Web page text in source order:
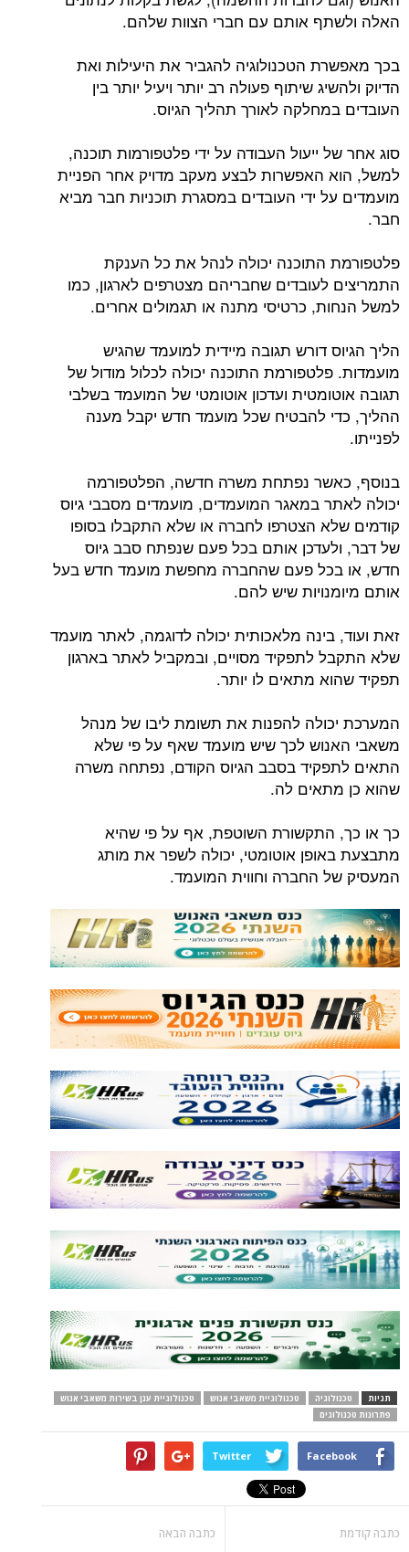
האלה ולשתף אותם עם חברי הצוות שלהם.
בכך מאפשרת הטכנולוגיה להגביר את היעילות ואת
הדיוק ולהשיג שיתוף פעולה רב יותר ויעיל יותר בין
העובדים במחלקה לאורך תהליך הגיוס.
סוג אחר של ייעול העבודה על ידי פלטפורמות תוכנה,
למשל, הוא האפשרות לבצע מעקב מדויק אחר הפניית
מועמדים על ידי העובדים במסגרת תוכניות חבר מביא
חבר.
פלטפורמת התוכנה יכולה לנהל את כל הענקת
התמריצים לעובדים שחבריהם מצטרפים לארגון, כמו
למשל הנחות, כרטיסי מתנה או תגמולים אחרים.
הליך הגיוס דורש תגובה מיידית למועמד שהגיש
מועמדות. פלטפורמת התוכנה יכולה לכלול מודול של
תגובה אוטומטית ועדכון אוטומטי של המועמד בשלבי
ההליך, כדי להבטיח שכל מועמד חדש יקבל מענה
לפנייתו.
בנוסף, כאשר נפתחת משרה חדשה, הפלטפורמה
יכולה לאתר במאגר המועמדים, מועמדים מסבבי גיוס
קודמים שלא הצטרפו לחברה או שלא התקבלו בסופו
של דבר, ולעדכן אותם בכל פעם שנפתח סבב גיוס
חדש, או בכל פעם שהחברה מחפשת מועמד חדש בעל
אותם מיומנויות שיש להם.
זאת ועוד, בינה מלאכותית יכולה לדוגמה, לאתר מועמד
שלא התקבל לתפקיד מסויים, ובמקביל לאתר בארגון
תפקיד שהוא מתאים לו יותר.
המערכת יכולה להפנות את תשומת ליבו של מנהל
משאבי האנוש לכך שיש מועמד שאף על פי שלא
התאים לתפקיד בסבב הגיוס הקודם, נפתחה משרה
שהוא כן מתאים לה.
כך או כך, התקשורת השוטפת, אף על פי שהיא
מתבצעת באופן אוטומטי, יכולה לשפר את מותג
המעסיק של החברה וחווית המועמד.
תגיות טכנולוגיה טכנולוגיית משאבי אנוש
טכנולוגיית ענן בשירות משאבי אנוש
פתרונות טכנולוגים
Facebook
Twitter
כתבה קודמת כתבה הבאה